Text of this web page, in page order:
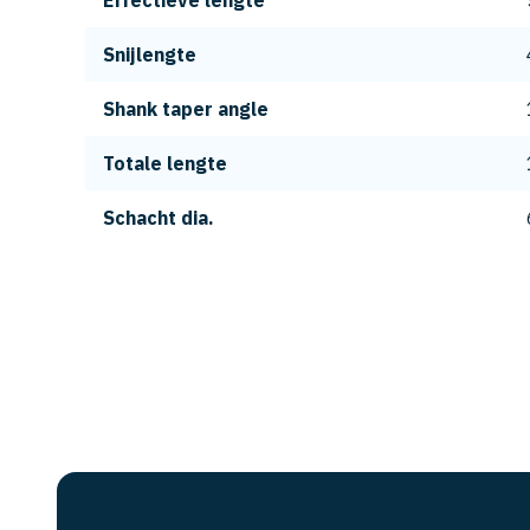
Snijlengte
Shank taper angle
Totale lengte
Schacht dia.